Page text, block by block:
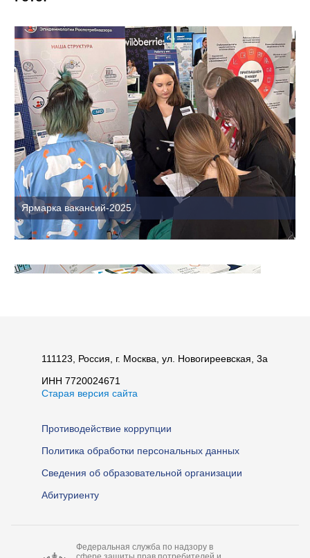
Ярмарка вакансий-2025
Ярмарка вакансий-2025
111123, Россия, г. Москва, ул. Новогиреевская, 3а
ИНН 7720024671
Старая версия сайта
Противодействие коррупции
Политика обработки персональных данных
Сведения об образовательной организации
Абитуриенту
Федеральная служба по надзору в